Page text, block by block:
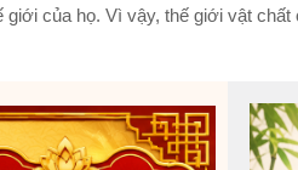
giới của họ. Vì vậy, thế giới vật